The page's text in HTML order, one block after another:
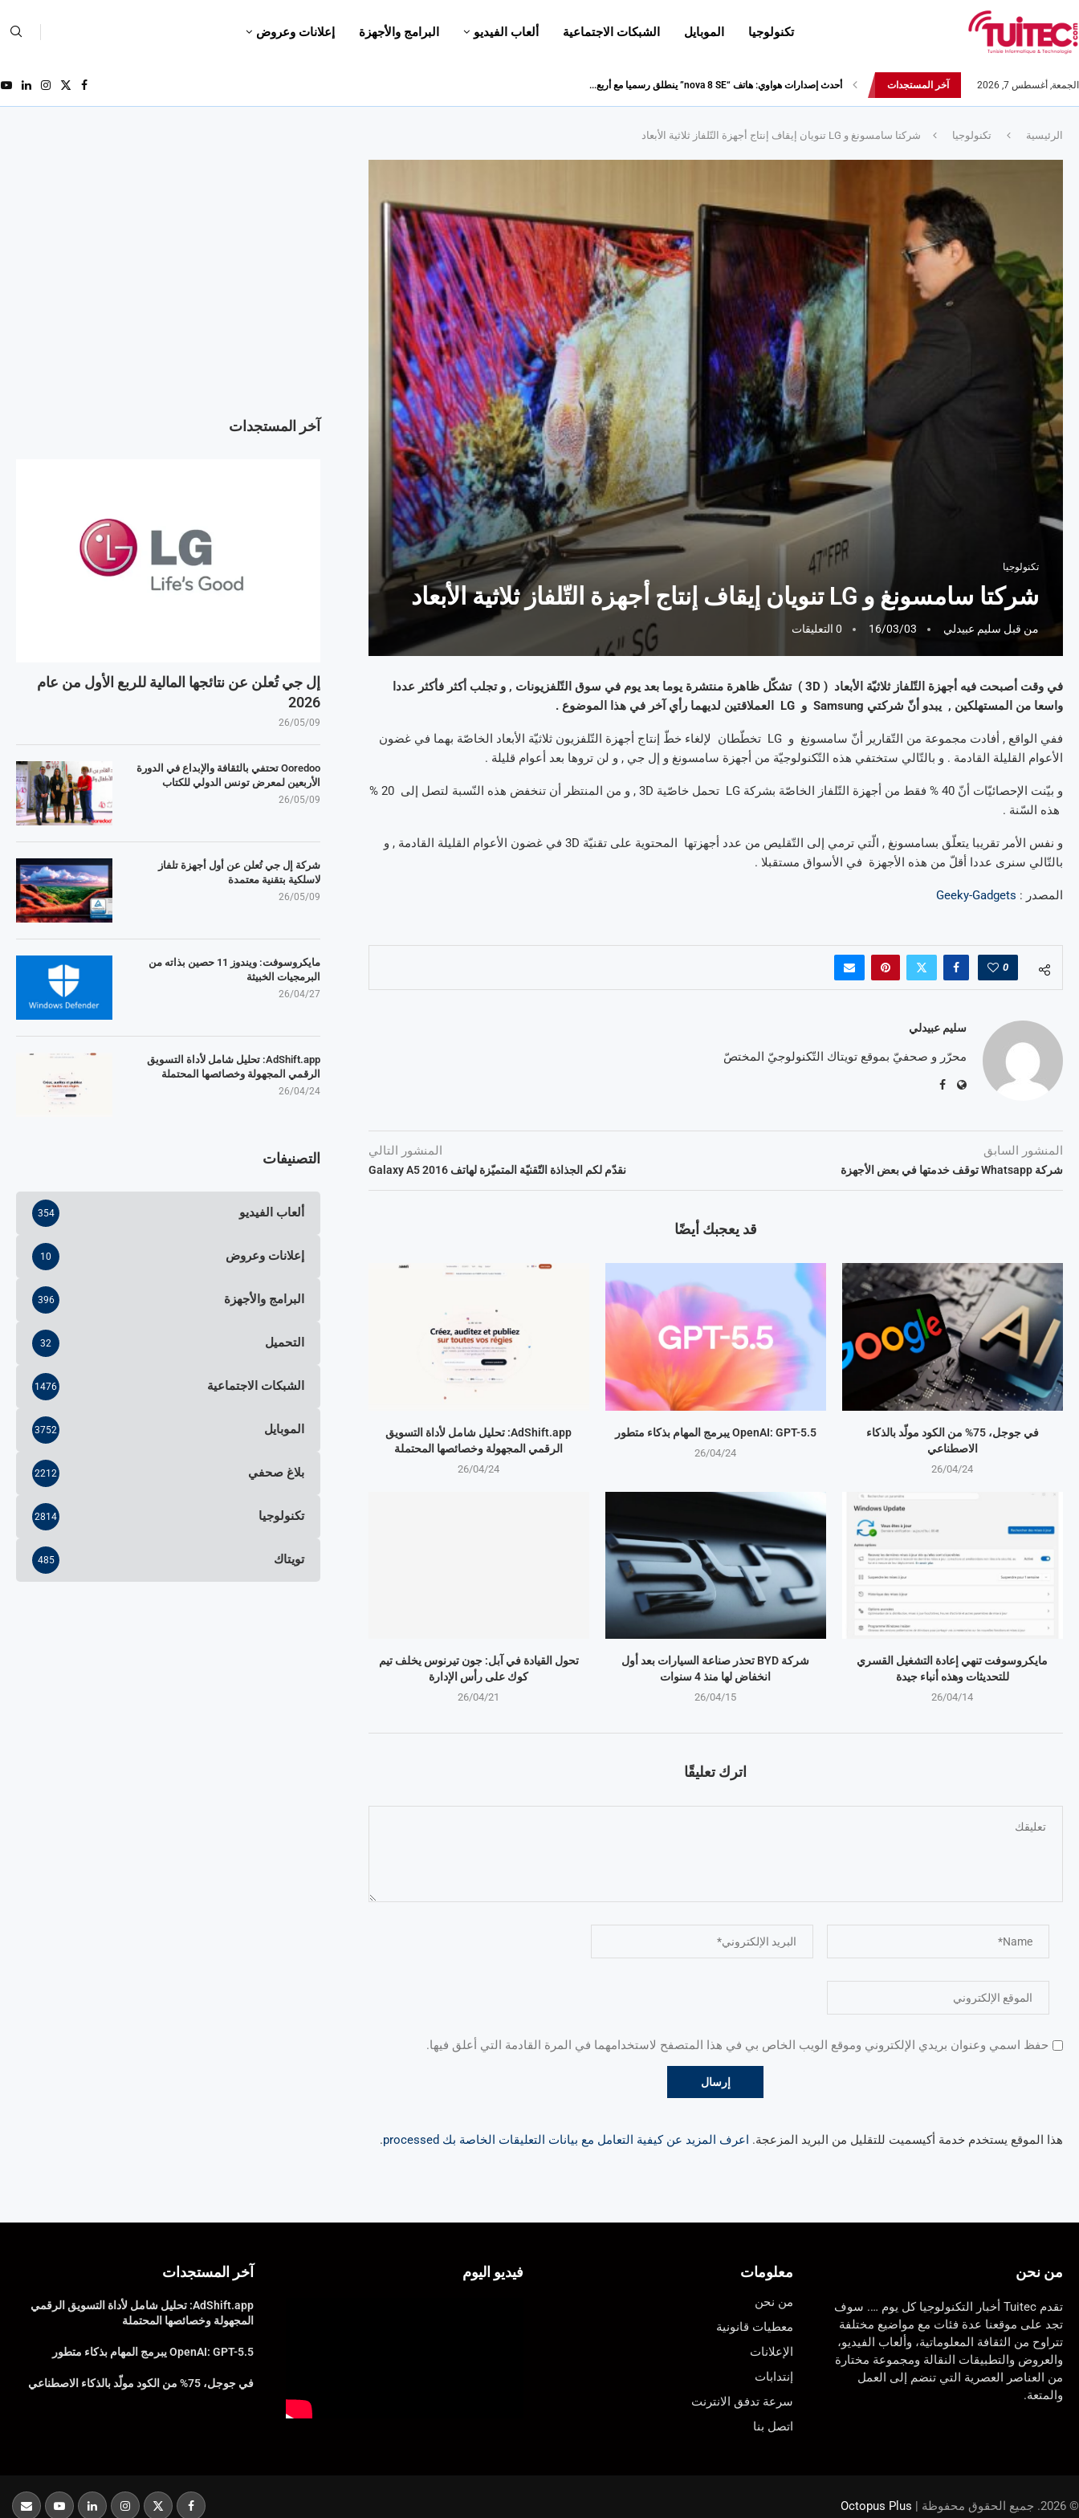
تكنولوجيا الموبايل الشبكات الاجتماعية ألعاب الفيديو البرامج والأجهزة إعلانات وعروض
الجمعة, أغسطس 7, 2026 آخر المستجدات أحدث إصدارات هواوي: هاتف “nova 8 SE” ينطلق رسميا مع أربع...
الرئيسية تكنولوجيا شركتا سامسونغ و LG تنويان إيقاف إنتاج أجهزة التّلفاز ثلاثية الأبعاد
تكنولوجيا
شركتا سامسونغ و LG تنويان إيقاف إنتاج أجهزة التّلفاز ثلاثية الأبعاد
من قبل سليم عبيدلي 16/03/03 0 التعليقات
في وقت أصبحت فيه أجهزة التّلفاز ثلاثيّة الأبعاد ( 3D ) تشكّل ظاهرة منتشرة يوما بعد يوم في سوق التّلفزيونات , و تجلب أكثر فأكثر عددا
واسعا من المستهلكين , يبدو أنّ شركتي Samsung و LG العملاقتين لديهما رأي آخر في هذا الموضوع .
ففي الواقع , أفادت مجموعة من التّقارير أنّ سامسونغ و LG تخطّطان لإلغاء خطّ إنتاج أجهزة التّلفزيون ثلاثيّة الأبعاد الخاصّة بهما في غضون
الأعوام القليلة القادمة . و بالتّالي ستختفي هذه التّكنولوجيّة من أجهزة سامسونغ و إل جي , و لن تروها بعد أعوام قليلة .
و بيّنت الإحصائيّات أنّ 40 % فقط من أجهزة التّلفاز الخاصّة بشركة LG تحمل خاصّية 3D , و من المنتظر أن تنخفض هذه النّسبة لتصل إلى 20 %
هذه السّنة .
و نفس الأمر تقريبا يتعلّق بسامسونغ , الّتي ترمي إلى التّقليص من عدد أجهزتها المحتوية على تقنيّة 3D في غضون الأعوام القليلة القادمة , و
بالتّالي سنرى عددا أقلّ من هذه الأجهزة في الأسواق مستقبلا .
المصدر : Geeky-Gadgets
0
سليم عبيدلي
محرّر و صحفيّ بموقع تويتاك التّكنولوجيّ المختصّ
المنشور السابق
شركة Whatsapp توقف خدمتها في بعض الأجهزة
المنشور التالي
نقدّم لكم الجذاذة التّقنيّة المتميّزة لهاتف Galaxy A5 2016
قد يعجبك أيضًا
AdShift.app: تحليل شامل لأداة التسويق
الرقمي المجهولة وخصائصها المحتملة
26/04/24
OpenAI: GPT-5.5 يبرمج المهام بذكاء متطور
26/04/24
في جوجل، 75% من الكود مولّد بالذكاء
الاصطناعي
26/04/24
تحول القيادة في آبل: جون تيرنوس يخلف تيم
كوك على رأس الإدارة
26/04/21
شركة BYD تحذر صناعة السيارات بعد أول
انخفاض لها منذ 4 سنوات
26/04/15
مايكروسوفت تنهي إعادة التشغيل القسري
للتحديثات وهذه أنباء جيدة
26/04/14
اترك تعليقًا
حفظ اسمي وعنوان بريدي الإلكتروني وموقع الويب الخاص بي في هذا المتصفح لاستخدامهما في المرة القادمة التي أعلق فيها.
هذا الموقع يستخدم خدمة أكيسميت للتقليل من البريد المزعجة. اعرف المزيد عن كيفية التعامل مع بيانات التعليقات الخاصة بك processed .
آخر المستجدات
إل جي تُعلن عن نتائجها المالية للربع الأول من عام
2026
26/05/09
Ooredoo تحتفي بالثقافة والإبداع في الدورة
الأربعين لمعرض تونس الدولي للكتاب
26/05/09
شركة إل جي تُعلن عن أول أجهزة تلفاز
لاسلكية بتقنية معتمدة
26/05/09
مايكروسوفت: ويندوز 11 حصين بذاته من
البرمجيات الخبيثة
26/04/27
AdShift.app: تحليل شامل لأداة التسويق
الرقمي المجهولة وخصائصها المحتملة
26/04/24
التصنيفات
ألعاب الفيديو 354
إعلانات وعروض 10
البرامج والأجهزة 396
التحميل 32
الشبكات الاجتماعية 1476
الموبايل 3752
بلاغ صحفي 2212
تكنولوجيا 2814
تويتاك 485
من نحن
تقدم Tuitec أخبار التكنولوجيا كل يوم …. سوف
تجد على موقعنا عدة فئات مع مواضيع مختلفة
تتراوح من الثقافة المعلوماتية، وألعاب الفيديو،
والعروض والتطبيقات النقالة ومجموعة مختارة
من العناصر العصرية التي تنضم إلى العمل
والمتعة.
معلومات
من نحن
معطيات قانونية
الإعلانات
إنتدابات
سرعة تدفق الانترنت
اتصل بنا
فيديو اليوم آخر المستجدات
AdShift.app: تحليل شامل لأداة التسويق الرقمي
المجهولة وخصائصها المحتملة
OpenAI: GPT-5.5 يبرمج المهام بذكاء متطور
في جوجل، 75% من الكود مولّد بالذكاء الاصطناعي
© 2026. جميع الحقوق محفوظة | Octopus Plus